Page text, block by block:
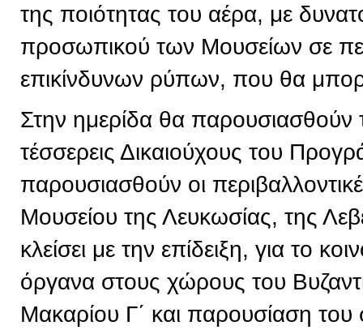
της ποιότητας του αέρα, με
προσωπικού των Μουσείων σε
επικίνδυνων ρύπων, που θα
Στην ημερίδα θα
τέσσερεις Δικαιούχους του
παρουσιασθούν οι
Μουσείου της Λευκωσίας, της
κλείσει με την επίδειξη, για το
όργανα στους χώρους του
Μακαρίου Γ΄ και παρουσίαση του